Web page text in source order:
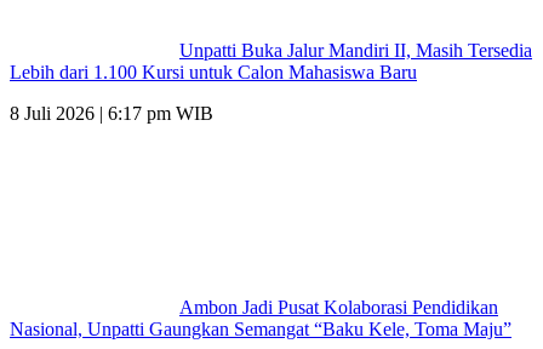
Unpatti Buka Jalur Mandiri II, Masih Tersedia
Lebih dari 1.100 Kursi untuk Calon Mahasiswa Baru
8 Juli 2026 | 6:17 pm WIB
Ambon Jadi Pusat Kolaborasi Pendidikan
Nasional, Unpatti Gaungkan Semangat “Baku Kele, Toma Maju”